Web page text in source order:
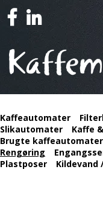
Kaffeautomater
Slikautomater
Kaffe
Brugte
Rengøring
Plastposer